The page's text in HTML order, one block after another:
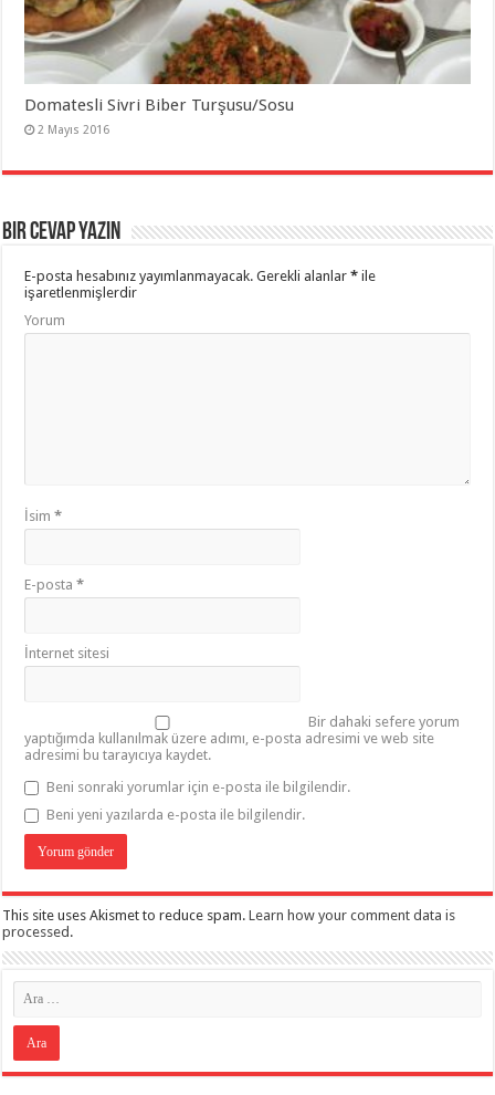
Domatesli Sivri Biber Turşusu/Sosu
2 Mayıs 2016
Bir cevap yazın
E-posta hesabınız yayımlanmayacak. Gerekli alanlar* ile
işaretlenmişlerdir
Yorum
İsim*
E-posta*
İnternet sitesi
Bir dahaki sefere yorum
yaptığımda kullanılmak üzere adımı, e-posta adresimi ve web site
adresimi bu tarayıcıya kaydet.
Beni sonraki yorumlar için e-posta ile bilgilendir.
Beni yeni yazılarda e-posta ile bilgilendir.
This site uses Akismet to reduce spam.Learn how your comment data is
processed .